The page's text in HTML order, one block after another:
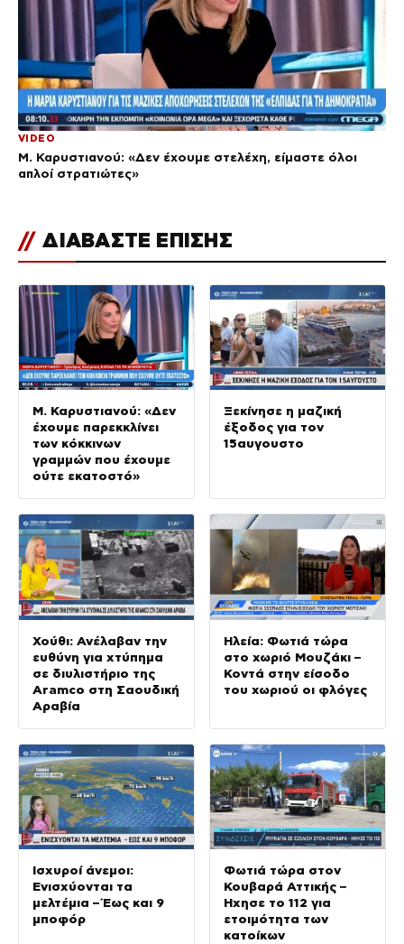
VIDEO
Μ. Καρυστιανού: «Δεν έχουμε στελέχη, είμαστε όλοι
απλοί στρατιώτες»
// ΔΙΑΒΑΣΤΕ ΕΠΙΣΗΣ
Μ. Καρυστιανού: «Δεν
έχουμε παρεκκλίνει
των κόκκινων
γραμμών που έχουμε
ούτε εκατοστό»
Ξεκίνησε η μαζική
έξοδος για τον
15αυγουστο
Χούθι: Ανέλαβαν την
ευθύνη για χτύπημα
σε διυλιστήριο της
Aramco στη Σαουδική
Αραβία
Ηλεία: Φωτιά τώρα
στο χωριό Μουζάκι –
Κοντά στην είσοδο
του χωριού οι φλόγες
Ισχυροί άνεμοι:
Ενισχύονται τα
μελτέμια – Έως και 9
μποφόρ
Φωτιά τώρα στον
Κουβαρά Αττικής –
Ήχησε το 112 για
ετοιμότητα των
κατοίκων